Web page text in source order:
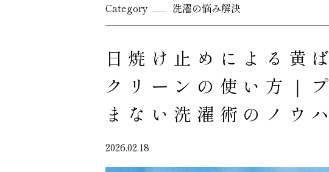
Category 洗濯の悩み解決
日焼け止めによる黄
クリーンの使い方｜
まない洗濯術のノ
2026.02.18